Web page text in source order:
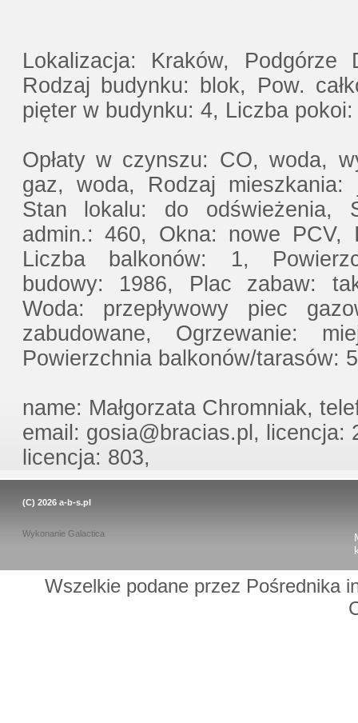
Lokalizacja: Kraków, Podgórze
Rodzaj budynku: blok, Pow.
pięter w budynku: 4, Liczba
Opłaty w czynszu: CO, woda,
gaz, woda, Rodzaj mieszkania:
Stan lokalu: do odświeżenia,
admin.: 460, Okna: nowe PCV,
Liczba balkonów: 1,
budowy: 1986, Plac zabaw:
Woda: przepływowy piec
zabudowane, Ogrzewanie:
Powierzchnia balkonów/tarasów:
name: Małgorzata Chromniak,
email: gosia@bracias.pl, licencja:
licencja: 803,
(C) 2026 a-b-s.pl
Wykonanie Galactica
Wszelkie podane przez Pośrednika